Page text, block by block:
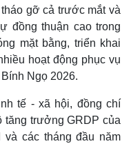
Magazine
gỡ cả trước mắt và
đồng thuận cao trong
mặt bằng, triển khai
hoạt động phục vụ
Ngọ 2026.
tế - xã hội, đồng chí
tăng trưởng GRDP của
và các tháng đầu năm